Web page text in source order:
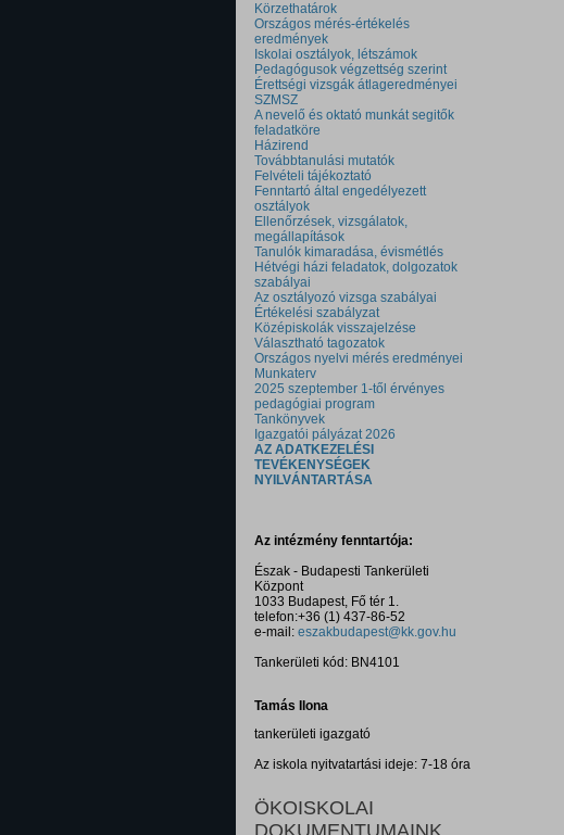
Körzethatárok
Országos mérés-értékelés
eredmények
Iskolai osztályok, létszámok
Pedagógusok végzettség szerint
Érettségi vizsgák átlageredményei
SZMSZ
A nevelő és oktató munkát segitők
feladatköre
Házirend
Továbbtanulási mutatók
Felvételi tájékoztató
Fenntartó által engedélyezett
osztályok
Ellenőrzések, vizsgálatok,
megállapítások
Tanulók kimaradása, évismétlés
Hétvégi házi feladatok, dolgozatok
szabályai
Az osztályozó vizsga szabályai
Értékelési szabályzat
Középiskolák visszajelzése
Választható tagozatok
Országos nyelvi mérés eredményei
Munkaterv
2025 szeptember 1-től érvényes
pedagógiai program
Tankönyvek
Igazgatói pályázat 2026
AZ ADATKEZELÉSI
TEVÉKENYSÉGEK
NYILVÁNTARTÁSA
Az intézmény fenntartója:
Észak - Budapesti Tankerületi
Központ
1033 Budapest, Fő tér 1.
telefon:+36 (1) 437-86-52
e-mail: eszakbudapest@kk.gov.hu
Tankerületi kód: BN4101
Tamás Ilona
tankerületi igazgató
Az iskola nyitvatartási ideje: 7-18 óra
ÖKOISKOLAI
DOKUMENTUMAINK